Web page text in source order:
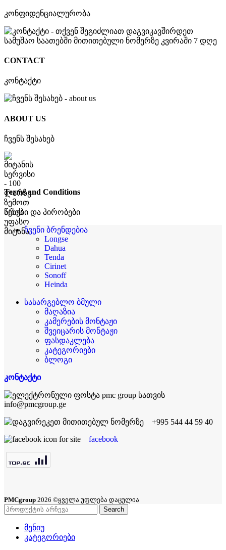
კონფიდენციალურობა
CONTACT
კონტაქტი
ABOUT US
ჩვენს შესახებ
Terms and Conditions
წესები და პირობები
ჩვენი ბრენდებია
Longse
Dahua
Tenda
Cirinet
Sonoff
Heinda
სასარგებლო ბმული
მაღაზია
კამერების მონტაჟი
შვეიცარის მონტაჟი
ფასდაკლება
კატეგორიები
ბლოგი
კონტაქტი
info@pmcgroup.ge
+995 544 44 59 40
facebook
PMCgroup 2026 ©ყველა უფლება დაცულია
Search
მენიუ
კატეგორიები